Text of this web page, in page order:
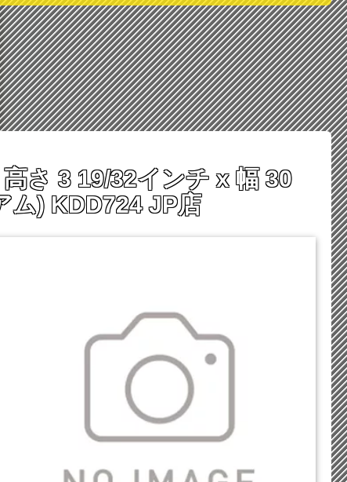
さ 3 19/32インチ x 幅 30
ム) KDD724 JP店